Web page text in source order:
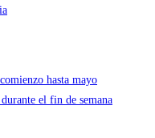
hasta mayo
el fin de semana